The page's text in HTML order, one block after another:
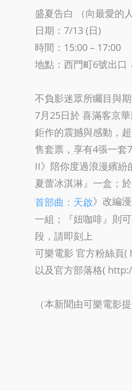
盛夏告白 （向最愛的
日期：7/13 (日)
時間：15:00 – 17:00
地點：西門町6號出口
不負影迷眾所矚目與
7月25日於 喜滿客京
鉅作的震撼與感動，
售套票，享有4張一套
II》陪你度過浪漫繽
夏蕾冰淇淋』一盒；
首部曲：天啟》改編
一組；『妞咖啡』則
段，請即刻上
可樂電影 官方粉絲
以及官方部落格(
（本新聞由可樂電影提